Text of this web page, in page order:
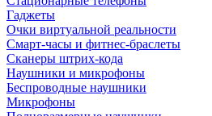
Гаджеты
Очки виртуальной реальности
Смарт-часы и фитнес-браслеты
Сканеры штрих-кода
Наушники и микрофоны
Беспроводные наушники
Микрофоны